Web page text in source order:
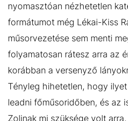
nyomasztóan nézhetetlen
formátumot még Lékai-Kiss
műsorvezetése sem menti
folyamatosan rátesz arra az
korábban a versenyző
Tényleg hihetetlen, hogy
leadni főműsoridőben, és az
Zolinak mi szüksége volt